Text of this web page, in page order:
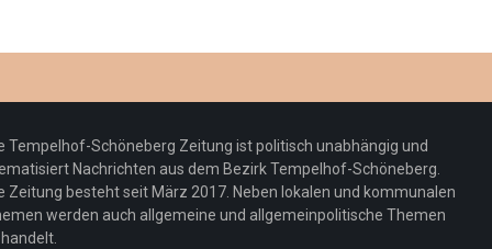
Redaktion 23. Juli 2026
Pepe Jeans London mit Summer Sale und
neuer Kollektion
Redaktion 19. Juli 2026
Woher kommt der Honig? – Neue EU-
Regeln gelten 14. Juni
Tempelhof-Schöneberg Zeitung ist politisch unabhängig und
Nachrichten aus dem Bezirk Tempelhof-Schöneberg.
Zeitung besteht seit März 2017. Neben lokalen und kommunalen
werden auch allgemeine und allgemeinpolitische Themen